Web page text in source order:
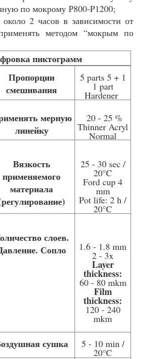
по мокрому Р800-P1200;
2 часов в зависимости от
методом “мокрым по
пиктограмм
Пропорции
смешивания
5 parts 5 + 1
1 part
Hardener
мерную
линейку
20 - 25 %
Thinner Acryl
Normal
Вязкость
применяемого
материала
25 - 30 sec /
20°C
Ford cup 4
mm
Pot life: 2 h /
20°C
слоев.
Сопло
1.6 - 1.8 mm
2 - 3x
Layer
thickness:
60 - 80 mkm
Film
thickness:
120 - 240
mkm
сушка 5 - 10 min /
20°C